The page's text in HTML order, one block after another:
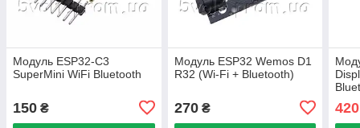
Модуль ESP32-C3
SuperMini WiFi Bluetooth
150 ₴
Модуль ESP32 Wemos D1
R32 (Wi-Fi + Bluetooth)
270₴ 420